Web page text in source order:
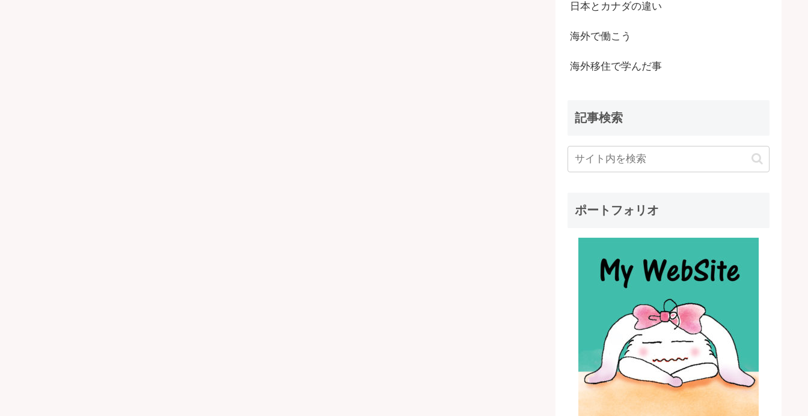
日本とカナダの違い
海外で働こう
海外移住で学んだ事
記事検索
ポートフォリオ